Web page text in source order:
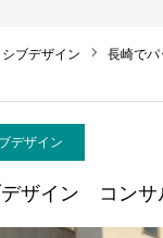
ブデザイン
長崎で
デザイン
ザイン コンサ